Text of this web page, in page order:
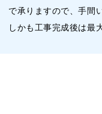
で承りますので、手間
しかも工事完成後は最